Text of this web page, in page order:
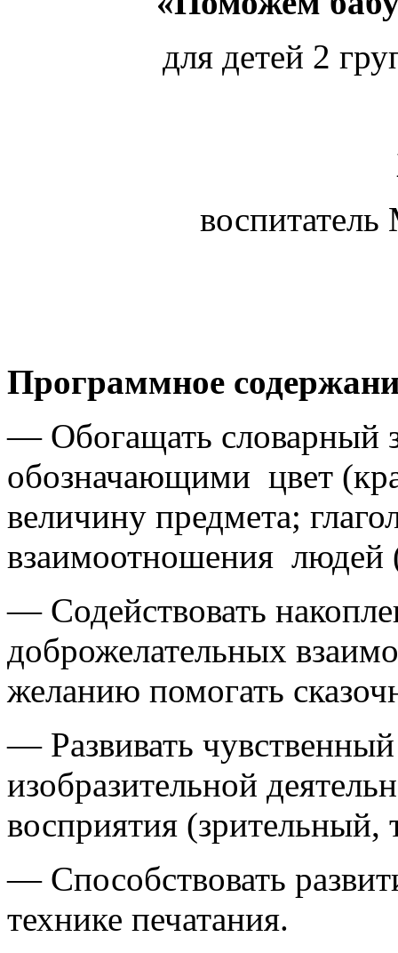
для детей 2
Программное
— Обогащать словарный
обозначающими цвет
величину предмета;
взаимоотношения людей
— Содействовать
доброжелательных
желанию помогать
— Развивать
изобразительной
восприятия (зрительный,
— Способствовать
технике печатания.